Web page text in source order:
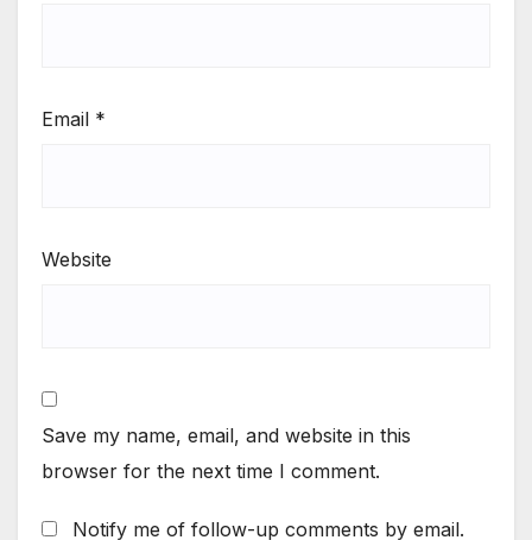
Email *
Website
Save my name, email, and website in this
browser for the next time I comment.
Notify me of follow-up comments by email.